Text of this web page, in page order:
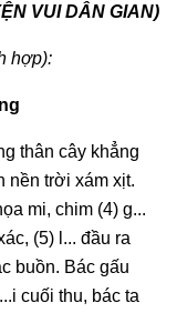
VUI DÂN GIAN)
hợp):
thân cây khẳng
nền trời xám xịt.
mi, chim (4) g...
(5) l... đầu ra
buồn. Bác gấu
cuối thu, bác ta